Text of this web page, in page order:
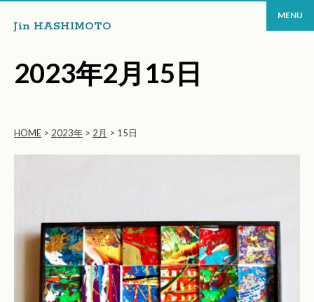
Jin HASHIMOTO
MENU
2023年2月15日
HOME > 2023年 > 2月 > 15日